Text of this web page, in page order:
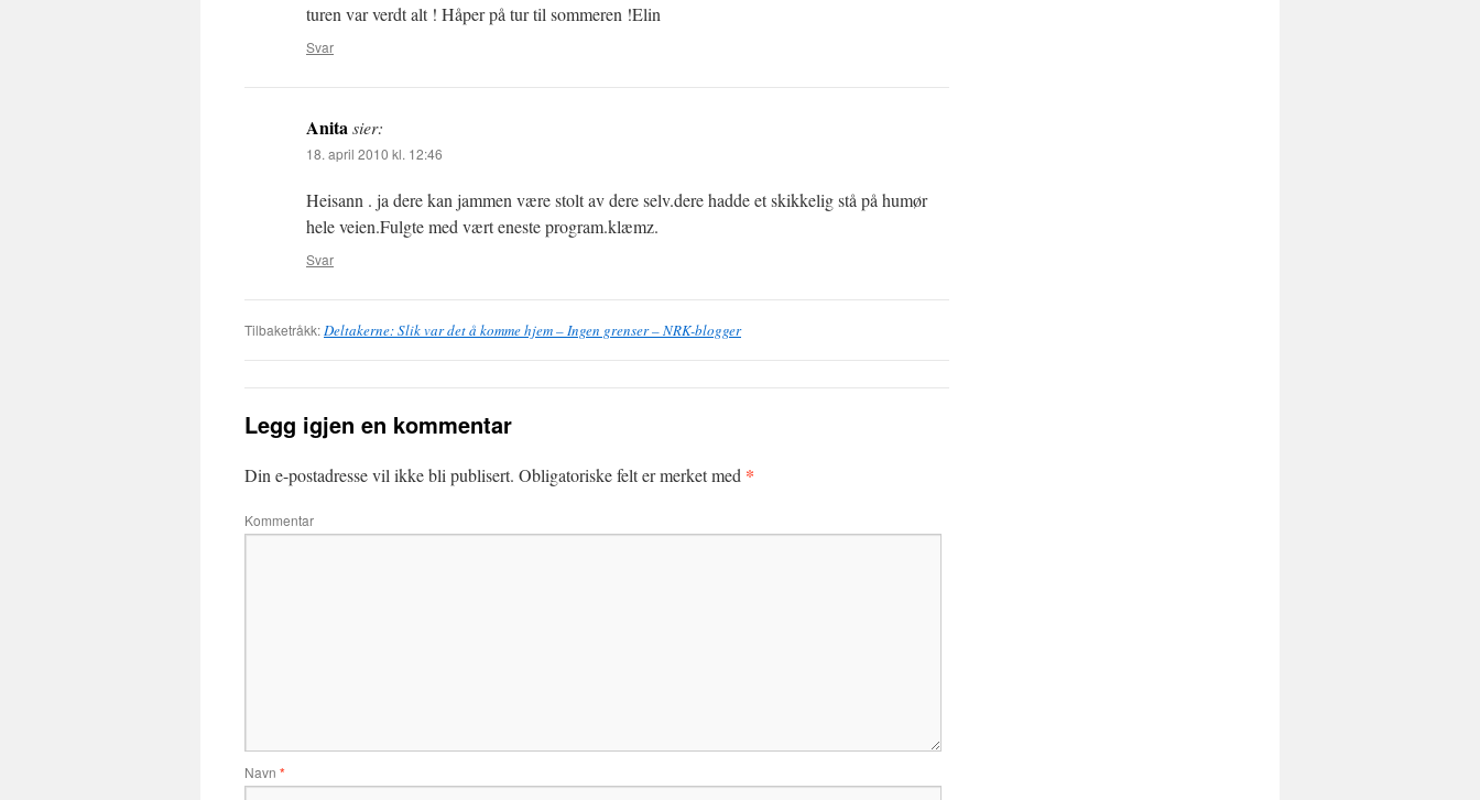
turen var verdt alt ! Håper på tur til sommeren !Elin
Svar
Anitasier:
18. april 2010 kl. 12:46
Heisann . ja dere kan jammen være stolt av dere selv.dere hadde et skikkelig stå på humør
hele veien.Fulgte med vært eneste program.klæmz.
Svar
Tilbaketråkk:Deltakerne: Slik var det å komme hjem – Ingen grenser – NRK-blogger
Legg igjen en kommentar
Din e-postadresse vil ikke bli publisert. Obligatoriske felt er merket med *
Kommentar
Navn *